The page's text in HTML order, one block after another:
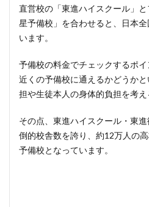
直営校の「東進ハイスクール」
星予備校」を合わせると、日本
います。
予備校の料金でチェックするポ
近くの予備校に通えるかどうか
担や生徒本人の身体的負担を考え
その点、東進ハイスクール・東
倒的校舎数を誇り、約12万人の
予備校となっています。